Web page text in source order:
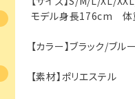
モデル身長176cm 体
【カラー】ブラック/ブ
【素材】ポリエステル